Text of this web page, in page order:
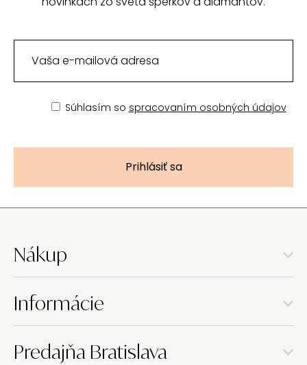
Súhlasím so spracovaním osobných údajov
Prihlásiť sa
Nákup
Informácie
Predajňa Bratislava